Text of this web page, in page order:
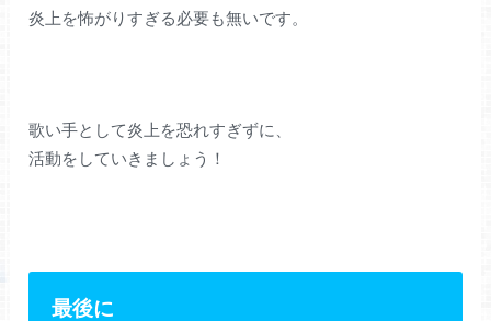
炎上を怖がりすぎる必要も無いです。
歌い手として炎上を恐れすぎずに、
活動をしていきましょう！
最後に